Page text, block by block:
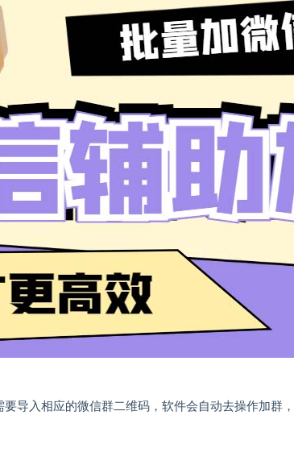
导入相应的微信群二维码，软件会自动去操作加群